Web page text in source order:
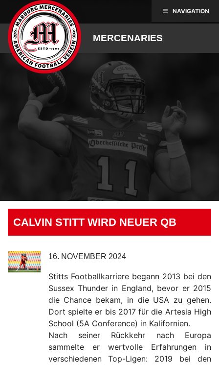
content
MERCENARIES
CALVIN STITT WIRD NEUER QB
16. NOVEMBER 2024
Stitts Footballkarriere begann 2013 bei den
Sussex Thunder in England, bevor er 2015
die Chance bekam, in die USA zu gehen.
Dort spielte er bis 2017 für die Artesia High
School (5A Conference) in Kalifornien.
Nach seiner Rückkehr nach Europa
sammelte er wertvolle Erfahrungen in
verschiedenen Top-Ligen: 2019 bei den
NAVIGATION